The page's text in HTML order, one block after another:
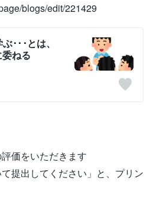
blogs/edit/221429
･･･とは、
ねる
価をいただきます
提出してください」と、プリン